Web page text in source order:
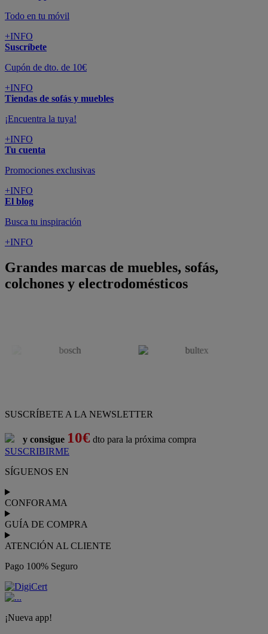
Todo en tu móvil
+INFO
Suscríbete
Cupón de dto. de 10€
+INFO
Tiendas de sofás y muebles
¡Encuentra la tuya!
+INFO
Tu cuenta
Promociones exclusivas
+INFO
El blog
Busca tu inspiración
+INFO
Grandes marcas de muebles, sofás,
colchones y electrodomésticos
SUSCRÍBETE A LA NEWSLETTER
y consigue 10€ dto para la próxima compra
SUSCRIBIRME
SÍGUENOS EN
CONFORAMA
GUÍA DE COMPRA
ATENCIÓN AL CLIENTE
Pago 100% Seguro
¡Nueva app!